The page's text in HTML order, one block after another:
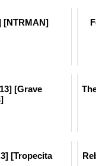
[NTRMAN]
[Grave
[Tropecita